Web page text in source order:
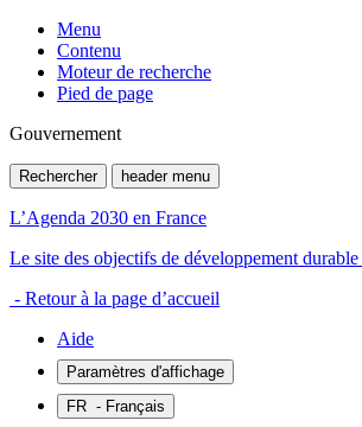
Menu
Contenu
Moteur de recherche
Pied de page
Gouvernement
Rechercher header menu
L’Agenda 2030 en France
Le site des objectifs de développement
- Retour à la page d’accueil
Aide
Paramètres d'affichage
FR - Français